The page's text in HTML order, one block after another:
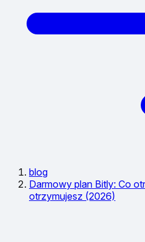
blog
Darmowy plan Bitly: Co
otrzymujesz (2026)